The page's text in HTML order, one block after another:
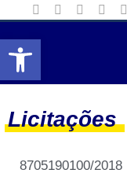
Abrir a
Licitações
8705190100/2018